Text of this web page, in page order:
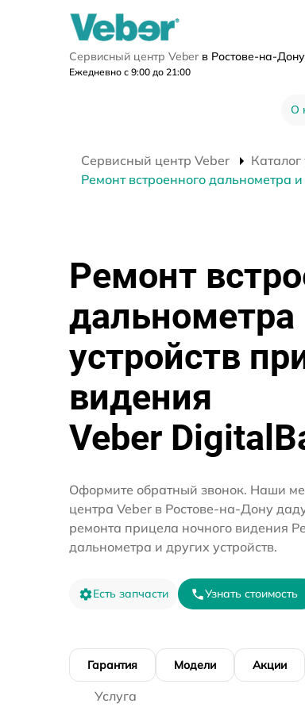
Сервисный центр Veber в Ростове-на-Дону
Ежедневно с 9:00 до 21:00
О
Сервисный центр Veber Каталог
Ремонт встроенного дальнометра
Ремонт
дальнометра
устройств
видения
Veber
Оформите обратный звонок. Наши
центра Veber в Ростове-на-Дону
ремонта прицела ночного видения
дальнометра и других устройств.
Есть запчасти Узнать стоимость
Гарантия Модели Акции
Услуга